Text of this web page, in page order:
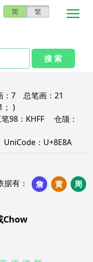
简 繁
搜 索
7 总笔画： 21
； )
98： KHFF 仓颉：
UniCode： U+8E8A
据有 ： 詹 黄
周
Chow